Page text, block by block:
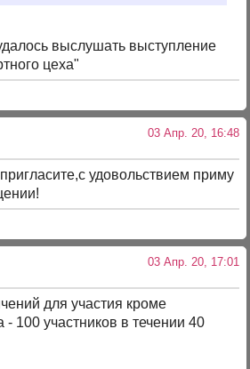
выслушать выступление
цеха"
03 Апр. 20, 16:48
удовольствием приму
03 Апр. 20, 17:01
для участия кроме
- 100 участников в течении 40